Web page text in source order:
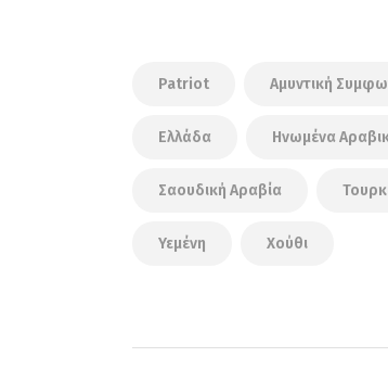
Patriot Αμυντική
Ελλάδα Ηνωμένα
Σαουδική Αραβία
Υεμένη Χούθι